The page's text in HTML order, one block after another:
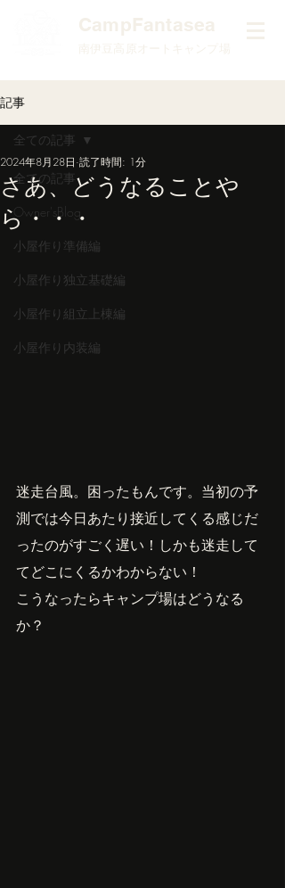
​CampFantasea
南伊豆高原オートキャンプ場
記事
全ての記事
Owner'sBlog
小屋作り準備編
小屋作り独立基礎編
小屋作り組立上棟編
小屋作り内装編
全ての記事
さあ、どうなることや
ら・・・
2024年8月28日 読了時間: 1分
迷走台風。困ったもんです。当初の予
測では今日あたり接近してくる感じだ
ったのがすごく遅い！しかも迷走して
てどこにくるかわからない！
こうなったらキャンプ場はどうなる
か？